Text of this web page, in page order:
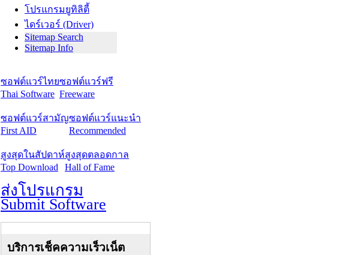
โปรแกรมยูทิลิตี้
ไดร์เวอร์ (Driver)
Sitemap Search
Sitemap Info
ซอฟต์แวร์ไทย
Thai Software
ซอฟต์แวร์ฟรี
Freeware
ซอฟต์แวร์สามัญ
First AID
ซอฟต์แวร์แนะนำ
Recommended
สูงสุดในสัปดาห์
Top Download
สูงสุดตลอดกาล
Hall of Fame
ส่งโปรแกรม
Submit Software
บริการเช็คความเร็วเน็ต